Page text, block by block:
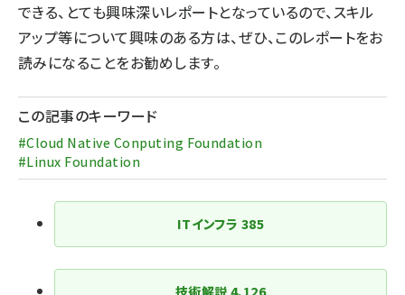
できる、とても興味深いレポートとなっているので、スキル
アップ等について興味のある方は、ぜひ、このレポートをお
読みになることをお勧めします。
この記事のキーワード
#Cloud Native Conputing Foundation
#Linux Foundation
ITインフラ 385
技術解説 4,126